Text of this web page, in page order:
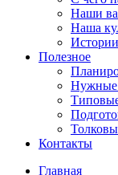
Наши
Наша
Полезное
Нужные
Контакты
Главная